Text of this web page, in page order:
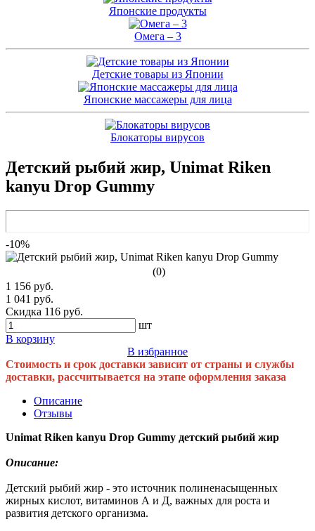
Японские продукты
Омега – 3
Детские товары из Японии
Японские массажеры для лица
Блокаторы вирусов
Детский рыбий жир, Unimat Riken
kanyu Drop Gummy
-10%
(0)
1 156 руб.
1 041 руб.
Скидка 116 руб.
шт
В корзину
В избранное
Стоимость и срок доставки зависит от страны и службы
доставки, рассчитывается на этапе оформления заказа
Описание
Отзывы
Unimat Riken kanyu Drop Gummy детский рыбий жир
Описание:
Детский рыбий жир - это источник полиненасыщенных
жирных кислот, витаминов А и Д, важных для роста и
развития детского организма.